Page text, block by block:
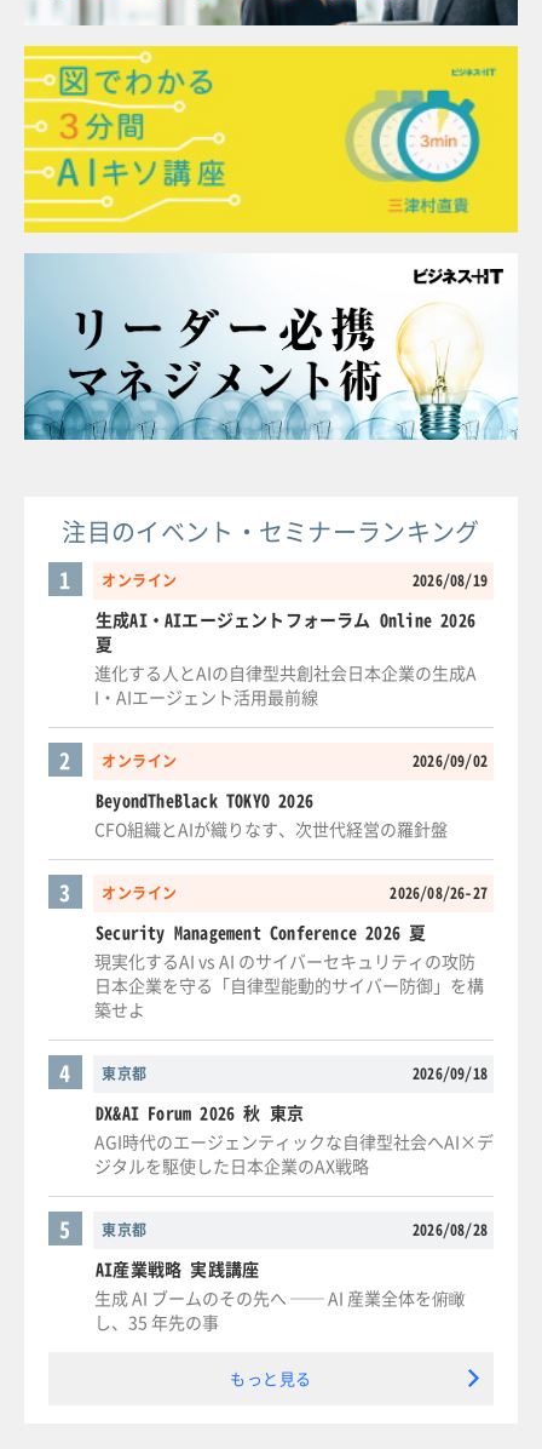
注目のイベント・セミナーランキング
オンライン 2026/08/19
1
生成AI・AIエージェントフォーラム Online 2026
夏
進化する人とAIの自律型共創社会日本企業の生成A
I・AIエージェント活用最前線
オンライン 2026/09/02
2
BeyondTheBlack TOKYO 2026
CFO組織とAIが織りなす、次世代経営の羅針盤
オンライン 2026/08/26-27
3
Security Management Conference 2026 夏
現実化するAI vs AI のサイバーセキュリティの攻防
日本企業を守る「自律型能動的サイバー防御」を構
築せよ
東京都 2026/09/18
4
DX&AI Forum 2026 秋 東京
AGI時代のエージェンティックな自律型社会へAI×デ
ジタルを駆使した日本企業のAX戦略
東京都 2026/08/28
5
AI産業戦略 実践講座
生成 AI ブームのその先へ ── AI 産業全体を俯瞰
し、35 年先の事
もっと見る